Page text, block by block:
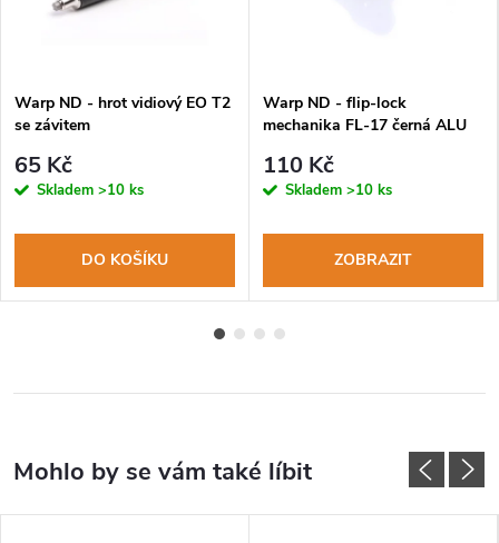
Warp ND - hrot vidiový EO T2
se závitem
65 Kč
Skladem >10 ks
DO KOŠÍKU
Warp ND - flip-lock
mechanika FL-17 černá ALU
110 Kč
Skladem >10 ks
ZOBRAZIT